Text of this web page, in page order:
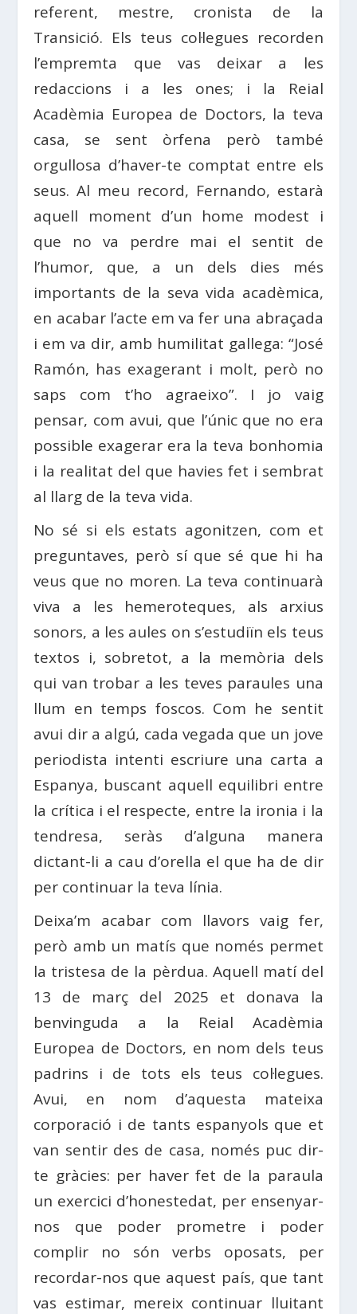
referent, mestre, cronista de la
Transició. Els teus col·legues recorden
l’empremta que vas deixar a les
redaccions i a les ones; i la Reial
Acadèmia Europea de Doctors, la teva
casa, se sent òrfena però també
orgullosa d’haver-te comptat entre els
seus. Al meu record, Fernando, estarà
aquell moment d’un home modest i
que no va perdre mai el sentit de
l’humor, que, a un dels dies més
importants de la seva vida acadèmica,
en acabar l’acte em va fer una abraçada
i em va dir, amb humilitat gallega: “José
Ramón, has exagerant i molt, però no
saps com t’ho agraeixo”. I jo vaig
pensar, com avui, que l’únic que no era
possible exagerar era la teva bonhomia
i la realitat del que havies fet i sembrat
al llarg de la teva vida.
No sé si els estats agonitzen, com et
preguntaves, però sí que sé que hi ha
veus que no moren. La teva continuarà
viva a les hemeroteques, als arxius
sonors, a les aules on s’estudiïn els teus
textos i, sobretot, a la memòria dels
qui van trobar a les teves paraules una
llum en temps foscos. Com he sentit
avui dir a algú, cada vegada que un jove
periodista intenti escriure una carta a
Espanya, buscant aquell equilibri entre
la crítica i el respecte, entre la ironia i la
tendresa, seràs d’alguna manera
dictant-li a cau d’orella el que ha de dir
per continuar la teva línia.
Deixa’m acabar com llavors vaig fer,
però amb un matís que només permet
la tristesa de la pèrdua. Aquell matí del
13 de març del 2025 et donava la
benvinguda a la Reial Acadèmia
Europea de Doctors, en nom dels teus
padrins i de tots els teus col·legues.
Avui, en nom d’aquesta mateixa
corporació i de tants espanyols que et
van sentir des de casa, només puc dir-
te gràcies: per haver fet de la paraula
un exercici d’honestedat, per ensenyar-
nos que poder prometre i poder
complir no són verbs oposats, per
recordar-nos que aquest país, que tant
vas estimar, mereix continuar lluitant